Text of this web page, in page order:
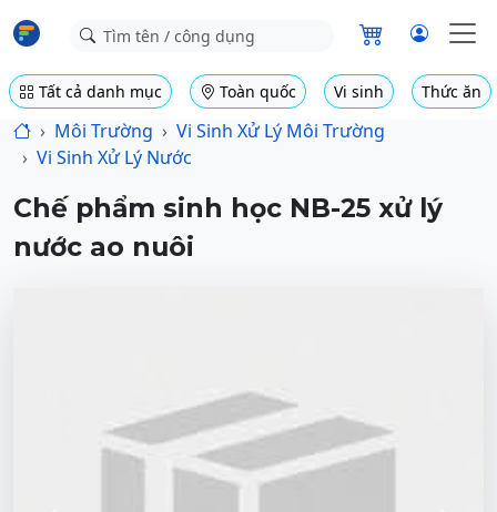
Tất cả danh mục Toàn quốc Vi sinh Thức ăn
Môi Trường
Vi Sinh Xử Lý Môi Trường
Vi Sinh Xử Lý Nước
Chế phẩm sinh học NB-25 xử lý
nước ao nuôi